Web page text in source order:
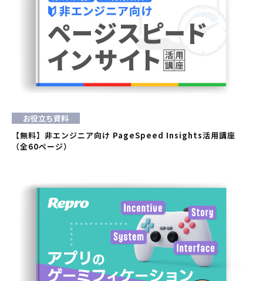
お役立ち資料
【無料】非エンジニア向け PageSpeed Insights活用講座
（全60ページ）